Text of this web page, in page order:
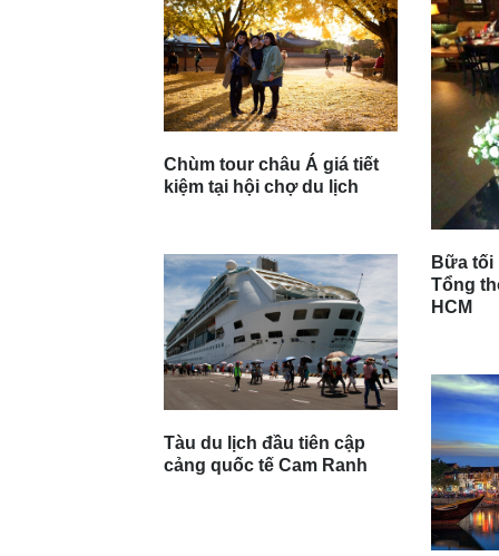
Chùm tour châu Á giá tiết
kiệm tại hội chợ du lịch
Tàu du lịch đầu tiên cập
cảng quốc tế Cam Ranh
Bữa tối
Tổng
HCM